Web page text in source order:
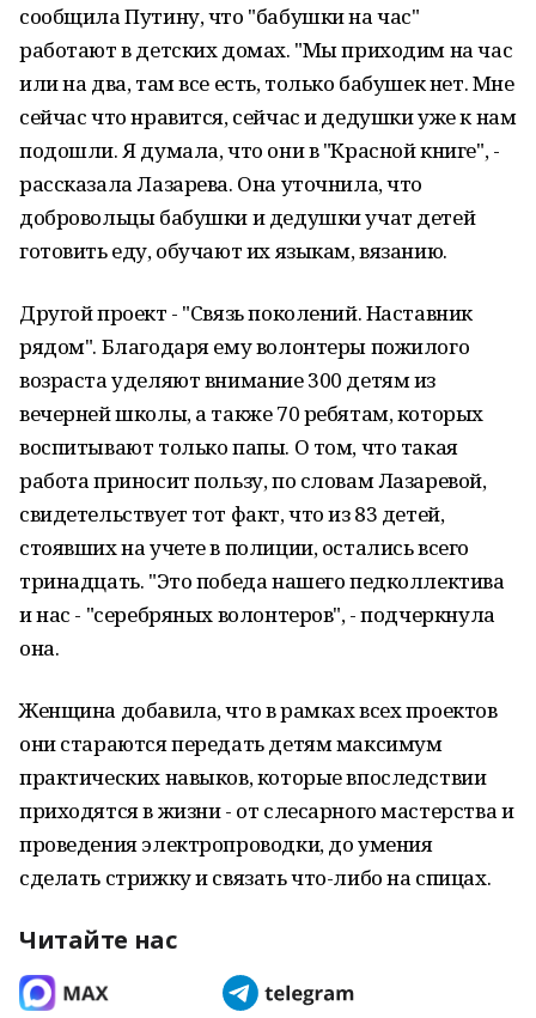
сообщила Путину, что "бабушки на час"
работают в детских домах. "Мы приходим на час
или на два, там все есть, только бабушек нет. Мне
сейчас что нравится, сейчас и дедушки уже к нам
подошли. Я думала, что они в "Красной книге", -
рассказала Лазарева. Она уточнила, что
добровольцы бабушки и дедушки учат детей
готовить еду, обучают их языкам, вязанию.
Другой проект - "Связь поколений. Наставник
рядом". Благодаря ему волонтеры пожилого
возраста уделяют внимание 300 детям из
вечерней школы, а также 70 ребятам, которых
воспитывают только папы. О том, что такая
работа приносит пользу, по словам Лазаревой,
свидетельствует тот факт, что из 83 детей,
стоявших на учете в полиции, остались всего
тринадцать. "Это победа нашего педколлектива
и нас - "серебряных волонтеров", - подчеркнула
она.
Женщина добавила, что в рамках всех проектов
они стараются передать детям максимум
практических навыков, которые впоследствии
приходятся в жизни - от слесарного мастерства и
проведения электропроводки, до умения
сделать стрижку и связать что-либо на спицах.
Читайте нас